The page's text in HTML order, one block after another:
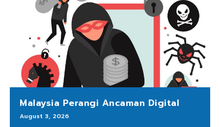
Malaysia Perangi Ancaman Digital
August 3, 2026